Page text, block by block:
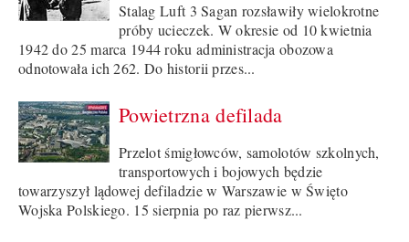
Stalag Luft 3 Sagan rozsławiły wielokrotne
próby ucieczek. W okresie od 10 kwietnia
1942 do 25 marca 1944 roku administracja obozowa
odnotowała ich 262. Do historii przes...
Powietrzna defilada
Przelot śmigłowców, samolotów szkolnych,
transportowych i bojowych będzie
towarzyszył lądowej defiladzie w Warszawie w Święto
Wojska Polskiego. 15 sierpnia po raz pierwsz...